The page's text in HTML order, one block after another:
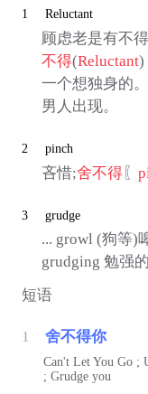
1 Reluctant
顾虑老是有不
不得(Reluctant)
一个想独身的
男人出现。
2 pinch
吝惜;舍不得〖
3 grudge
... growl (狗等)
grudging 勉强
短语
1 舍不得你
Can't Let You Go ;
; Grudge you